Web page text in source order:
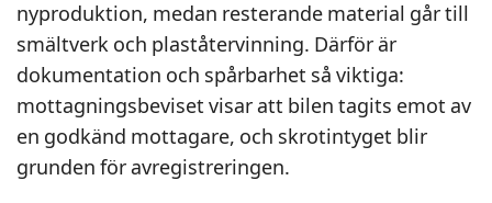
nyproduktion, medan resterande material går till
smältverk och plaståtervinning. Därför är
dokumentation och spårbarhet så viktiga:
mottagningsbeviset visar att bilen tagits emot av
en godkänd mottagare, och skrotintyget blir
grunden för avregistreringen.